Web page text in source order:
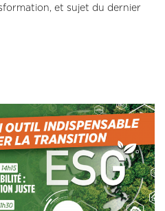
et sujet du dernier